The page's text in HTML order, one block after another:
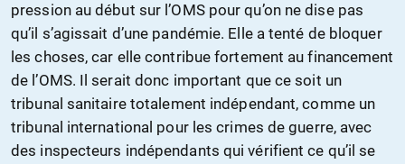
pression au début sur l’OMS pour qu’on ne dise pas
qu’il s’agissait d’une pandémie. Elle a tenté de bloquer
les choses, car elle contribue fortement au financement
de l’OMS. Il serait donc important que ce soit un
tribunal sanitaire totalement indépendant, comme un
tribunal international pour les crimes de guerre, avec
des inspecteurs indépendants qui vérifient ce qu’il se